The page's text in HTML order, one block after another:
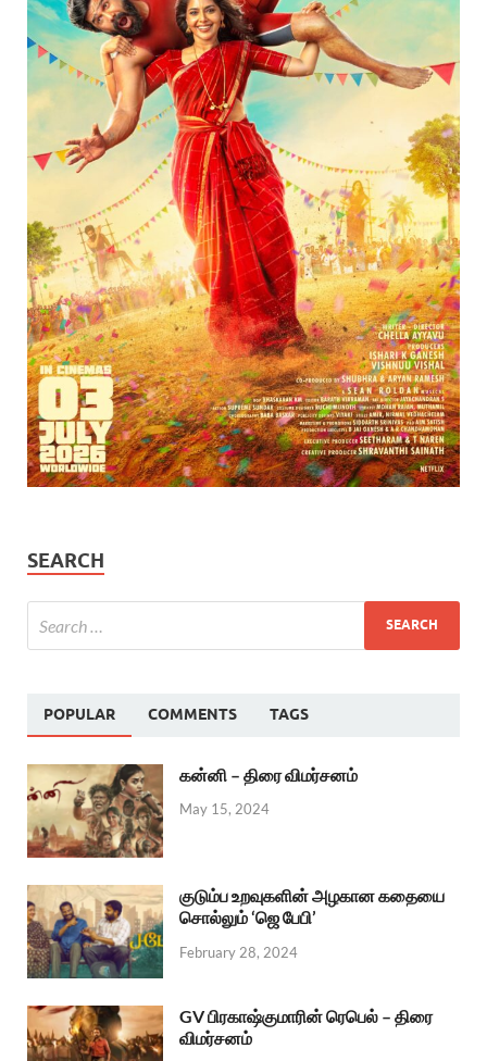
SEARCH
POPULAR COMMENTS TAGS
கன்னி – திரை விமர்சனம்
May 15, 2024
குடும்ப உறவுகளின் அழகான கதையை
சொல்லும் ‘ஜெ பேபி’
February 28, 2024
GV பிரகாஷ்குமாரின் ரெபெல் – திரை
விமர்சனம்